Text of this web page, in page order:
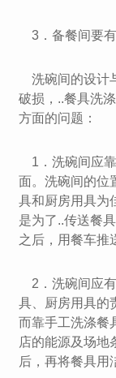
3．备餐间要
洗碗间的设计
破损，..餐具洗
方面的问题：
1．洗碗间应
面。洗碗间的位
具和厨房用具为
是为了..传送餐
之后，用餐车推
2．洗碗间应
具、厨房用具的
而靠手工洗涤餐
店的能源及场地
后，再将餐具用